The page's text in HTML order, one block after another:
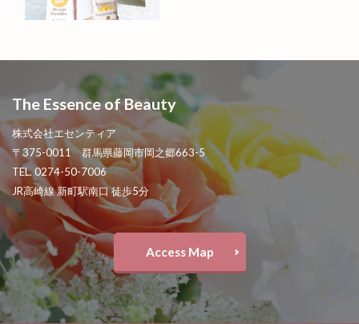
The Essence of Beauty
株式会社エセンティア
〒375-0011 群馬県藤岡市岡之郷663-5
TEL. 0274-50-7006
JR高崎線 新町駅南口 徒歩5分
Access Map